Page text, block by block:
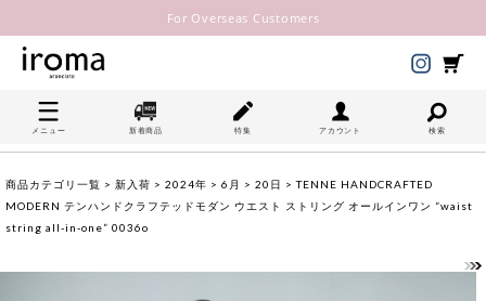
For Overseas Customers
メニュー 新着商品 特集 アカウント 検索
商品カテゴリ一覧 > 新入荷 > 2024年 > 6月 > 20日 > TENNE HANDCRAFTED
MODERN テンハンドクラフテッドモダン ウエスト ストリング オールインワン “waist
string all-in-one” 0036o